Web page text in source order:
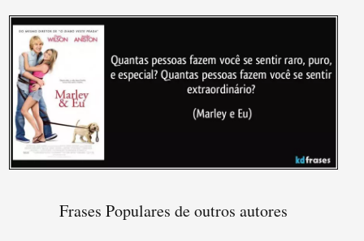
Frases Populares de outros autores